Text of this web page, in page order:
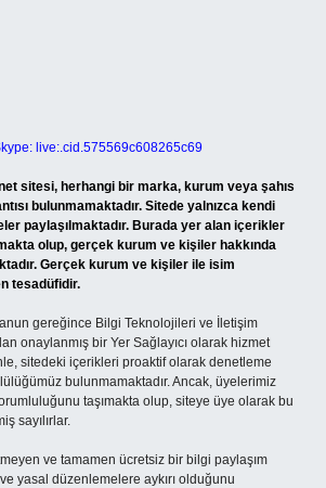
live:.cid.575569c608265c69
sitesi, herhangi bir marka, kurum veya şahıs
bulunmamaktadır. Sitede yalnızca kendi
paylaşılmaktadır. Burada yer alan içerikler
olup, gerçek kurum ve kişiler hakkında
Gerçek kurum ve kişiler ile isim
tesadüfidir.
gereğince Bilgi Teknolojileri ve İletişim
onaylanmış bir Yer Sağlayıcı olarak hizmet
sitedeki içerikleri proaktif olarak denetleme
bulunmamaktadır. Ancak, üyelerimiz
taşımakta olup, siteye üye olarak bu
sayılırlar.
ve tamamen ücretsiz bir bilgi paylaşım
yasal düzenlemelere aykırı olduğunu